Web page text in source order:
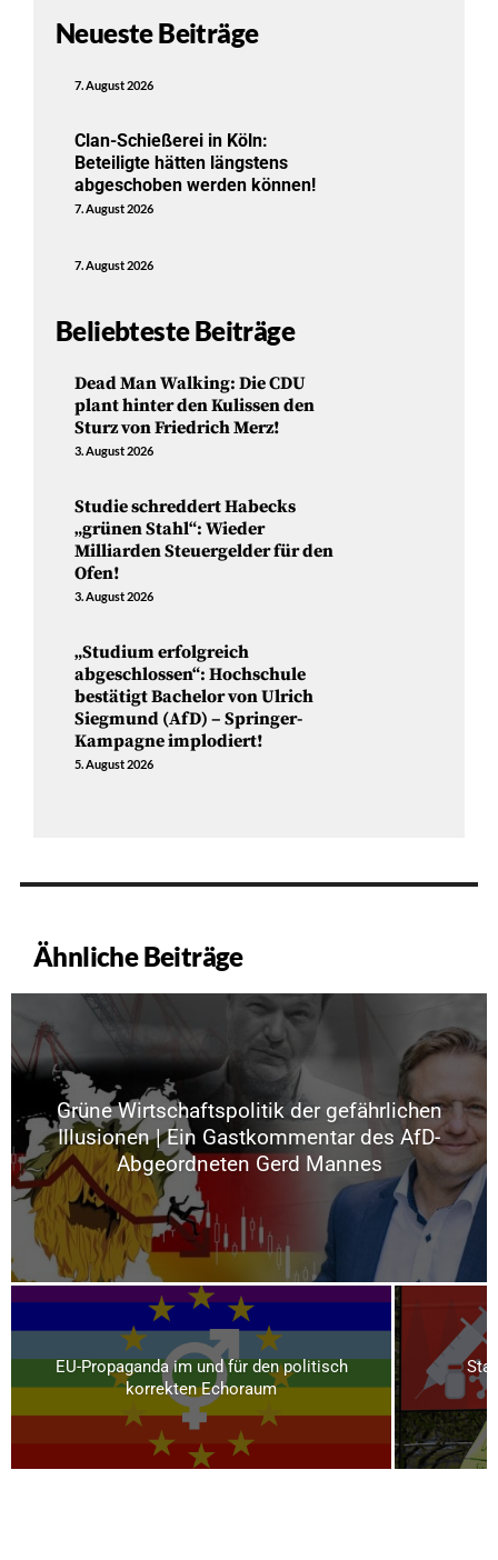
Neueste Beiträge
7. August 2026
Clan-Schießerei in Köln:
Beteiligte hätten längstens
abgeschoben werden können!
7. August 2026
7. August 2026
Beliebteste Beiträge
Dead Man Walking: Die CDU
plant hinter den Kulissen den
Sturz von Friedrich Merz!
3. August 2026
Studie schreddert Habecks
„grünen Stahl“: Wieder
Milliarden Steuergelder für den
Ofen!
3. August 2026
„Studium erfolgreich
abgeschlossen“: Hochschule
bestätigt Bachelor von Ulrich
Siegmund (AfD) – Springer-
Kampagne implodiert!
5. August 2026
Ähnliche Beiträge
Grüne Wirtschaftspolitik der gefährlichen
Illusionen | Ein Gastkommentar des AfD-
Abgeordneten Gerd Mannes
EU-Propaganda im und für den politisch
korrekten Echoraum